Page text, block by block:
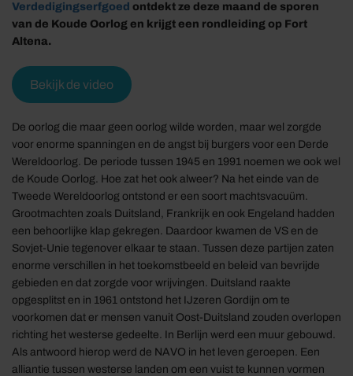
Verdedigingserfgoed ontdekt ze deze maand de sporen
van de Koude Oorlog en krijgt een rondleiding op Fort
Altena.
Bekijk de video
De oorlog die maar geen oorlog wilde worden, maar wel zorgde
voor enorme spanningen en de angst bij burgers voor een Derde
Wereldoorlog. De periode tussen 1945 en 1991 noemen we ook wel
de Koude Oorlog. Hoe zat het ook alweer? Na het einde van de
Tweede Wereldoorlog ontstond er een soort machtsvacuüm.
Grootmachten zoals Duitsland, Frankrijk en ook Engeland hadden
een behoorlijke klap gekregen. Daardoor kwamen de VS en de
Sovjet-Unie tegenover elkaar te staan. Tussen deze partijen zaten
enorme verschillen in het toekomstbeeld en beleid van bevrijde
gebieden en dat zorgde voor wrijvingen. Duitsland raakte
opgesplitst en in 1961 ontstond het IJzeren Gordijn om te
voorkomen dat er mensen vanuit Oost-Duitsland zouden overlopen
richting het westerse gedeelte. In Berlijn werd een muur gebouwd.
Als antwoord hierop werd de NAVO in het leven geroepen. Een
alliantie tussen westerse landen om een vuist te kunnen vormen